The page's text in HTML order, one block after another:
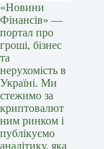
«Новини
Фінансів» —
портал про
гроші, бізнес
та
нерухомість в
Україні. Ми
стежимо за
криптовалют
ним ринком і
публікуємо
аналітику, яка